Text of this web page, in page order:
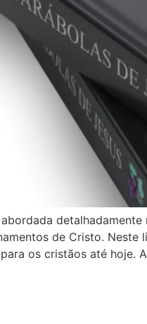
de Cristo.
os cristãos até hoje.